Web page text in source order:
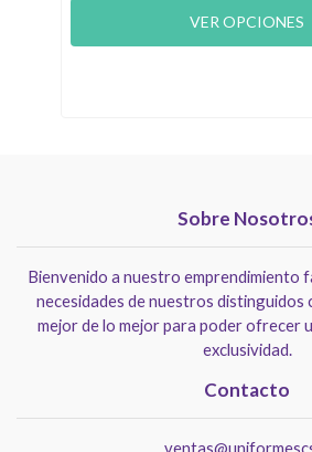
VER OPCIONES
Sobre
Bienvenido a nuestro emprendimiento
necesidades de nuestros distinguidos
mejor de lo mejor para poder ofrecer
exclusividad.
Contacto